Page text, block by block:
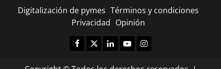
Digitalización de pymes Términos y condiciones
Privacidad Opinión
Facebook
TwitterLinkedinYoutubeInstagram